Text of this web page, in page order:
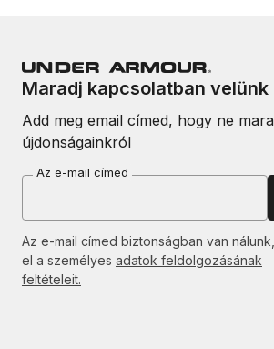
Maradj kapcsolatban velünk
Add meg email címed, hogy ne
újdonságainkról
Az e-mail címed
Az e-mail címed biztonságban van
el a személyes adatok feldolgozásának
feltételeit.